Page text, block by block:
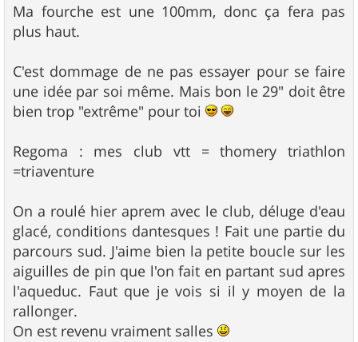
s
s
a
Ma fourche est une 100mm, donc ça fera pas
plus haut.
C'est dommage de ne pas essayer pour se faire
une idée par soi même. Mais bon le 29" doit être
bien trop "extrême" pour toi
Regoma : mes club vtt = thomery triathlon
=triaventure
On a roulé hier aprem avec le club, déluge d'eau
glacé, conditions dantesques ! Fait une partie du
parcours sud. J'aime bien la petite boucle sur les
aiguilles de pin que l'on fait en partant sud apres
l'aqueduc. Faut que je vois si il y moyen de la
rallonger.
On est revenu vraiment salles